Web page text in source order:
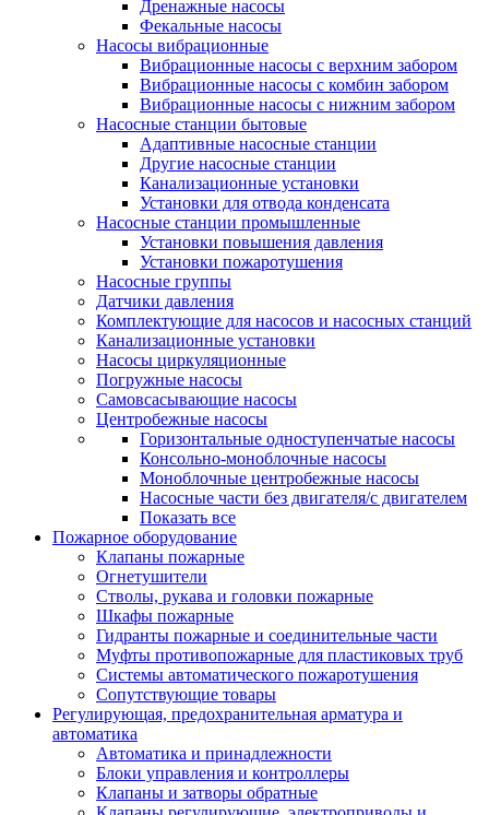
Дренажные насосы
Фекальные насосы
Насосы вибрационные
Вибрационные насосы с верхним забором
Вибрационные насосы с комбин забором
Вибрационные насосы с нижним забором
Насосные станции бытовые
Адаптивные насосные станции
Другие насосные станции
Канализационные установки
Установки для отвода конденсата
Насосные станции промышленные
Установки повышения давления
Установки пожаротушения
Насосные группы
Датчики давления
Комплектующие для насосов и насосных станций
Канализационные установки
Насосы циркуляционные
Погружные насосы
Самовсасывающие насосы
Центробежные насосы
Горизонтальные одноступенчатые насосы
Консольно-моноблочные насосы
Моноблочные центробежные насосы
Насосные части без двигателя/с двигателем
Показать все
Пожарное оборудование
Клапаны пожарные
Огнетушители
Стволы, рукава и головки пожарные
Шкафы пожарные
Гидранты пожарные и соединительные части
Муфты противопожарные для пластиковых труб
Системы автоматического пожаротушения
Сопутствующие товары
Регулирующая, предохранительная арматура и
автоматика
Автоматика и принадлежности
Блоки управления и контроллеры
Клапаны и затворы обратные